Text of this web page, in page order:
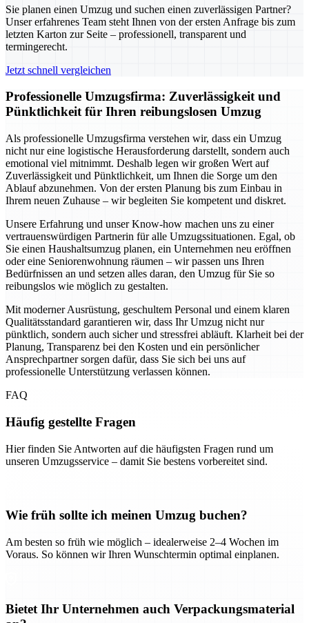
Sie planen einen Umzug und suchen einen zuverlässigen Partner?
Unser erfahrenes Team steht Ihnen von der ersten Anfrage bis zum
letzten Karton zur Seite – professionell, transparent und
termingerecht.
Jetzt schnell vergleichen
Professionelle Umzugsfirma: Zuverlässigkeit und
Pünktlichkeit für Ihren reibungslosen Umzug
Als professionelle Umzugsfirma verstehen wir, dass ein Umzug
nicht nur eine logistische Herausforderung darstellt, sondern auch
emotional viel mitnimmt. Deshalb legen wir großen Wert auf
Zuverlässigkeit und Pünktlichkeit, um Ihnen die Sorge um den
Ablauf abzunehmen. Von der ersten Planung bis zum Einbau in
Ihrem neuen Zuhause – wir begleiten Sie kompetent und diskret.
Unsere Erfahrung und unser Know-how machen uns zu einer
vertrauenswürdigen Partnerin für alle Umzugssituationen. Egal, ob
Sie einen Haushaltsumzug planen, ein Unternehmen neu eröffnen
oder eine Seniorenwohnung räumen – wir passen uns Ihren
Bedürfnissen an und setzen alles daran, den Umzug für Sie so
reibungslos wie möglich zu gestalten.
Mit moderner Ausrüstung, geschultem Personal und einem klaren
Qualitätsstandard garantieren wir, dass Ihr Umzug nicht nur
pünktlich, sondern auch sicher und stressfrei abläuft. Klarheit bei der
Planung, Transparenz bei den Kosten und ein persönlicher
Ansprechpartner sorgen dafür, dass Sie sich bei uns auf
professionelle Unterstützung verlassen können.
FAQ
Häufig gestellte Fragen
Hier finden Sie Antworten auf die häufigsten Fragen rund um
unseren Umzugsservice – damit Sie bestens vorbereitet sind.
Wie früh sollte ich meinen Umzug buchen?
Am besten so früh wie möglich – idealerweise 2–4 Wochen im
Voraus. So können wir Ihren Wunschtermin optimal einplanen.
Bietet Ihr Unternehmen auch Verpackungsmaterial